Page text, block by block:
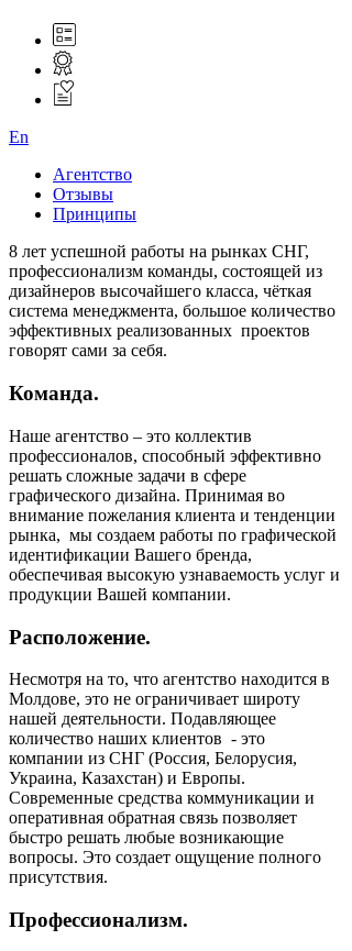
En
Агентство
Отзывы
Принципы
8 лет успешной работы на рынках СНГ,
профессионализм команды, состоящей из
дизайнеров высочайшего класса, чёткая
система менеджмента, большое количество
эффективных реализованных проектов
говорят сами за себя.
Команда.
Наше агентство – это коллектив
профессионалов, способный эффективно
решать сложные задачи в сфере
графического дизайна. Принимая во
внимание пожелания клиента и тенденции
рынка, мы создаем работы по графической
идентификации Вашего бренда,
обеспечивая высокую узнаваемость услуг и
продукции Вашей компании.
Расположение.
Несмотря на то, что агентство находится в
Молдове, это не ограничивает широту
нашей деятельности. Подавляющее
количество наших клиентов - это
компании из СНГ (Россия, Белорусия,
Украина, Казахстан) и Европы.
Современные средства коммуникации и
оперативная обратная связь позволяет
быстро решать любые возникающие
вопросы. Это создает ощущение полного
присутствия.
Профессионализм.